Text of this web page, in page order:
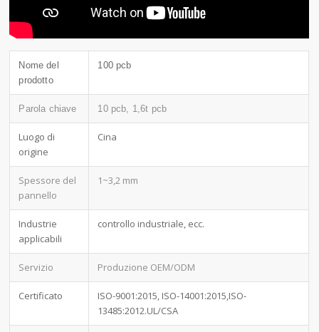
Nome del
prodotto
100 pcb
Parola chiave 10 pcb, 1,6t pcb
Luogo di
origine
Cina
Spessore del
pannello
1~3,2 mm
Industrie
applicabili
controllo industriale, ecc.
Servizio Produzione OEM/ODM
Certificato
ISO-9001:2015, ISO-14001:2015,ISO-
13485:2012.UL/CSA